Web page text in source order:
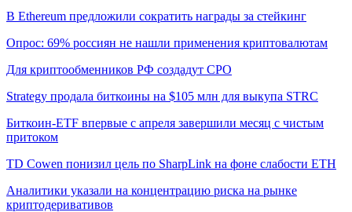
В Ethereum предложили сократить награды за стейкинг
Опрос: 69% россиян не нашли применения криптовалютам
Для криптообменников РФ создадут СРО
Strategy продала биткоины на $105 млн для выкупа STRC
Биткоин-ETF впервые с апреля завершили месяц с чистым
притоком
TD Cowen понизил цель по SharpLink на фоне слабости ETH
Аналитики указали на концентрацию риска на рынке
криптодеривативов